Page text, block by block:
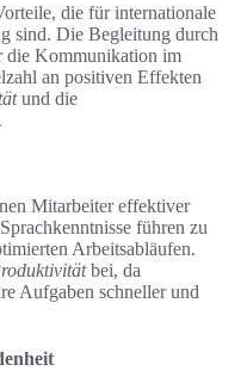
die für internationale
sind. Die Begleitung durch
die Kommunikation im
an positiven Effekten
und die
Mitarbeiter effektiver
führen zu
Arbeitsabläufen.
bei, da
Aufgaben schneller und